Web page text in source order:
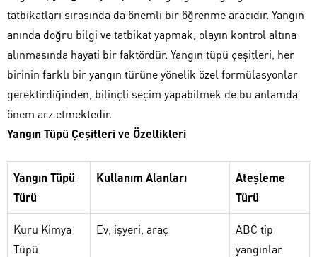
tatbikatları sırasında da önemli bir öğrenme aracıdır. Yangın
anında doğru bilgi ve tatbikat yapmak, olayın kontrol altına
alınmasında hayati bir faktördür. Yangın tüpü çeşitleri, her
birinin farklı bir yangın türüne yönelik özel formülasyonlar
gerektirdiğinden, bilinçli seçim yapabilmek de bu anlamda
önem arz etmektedir.
Yangın Tüpü Çeşitleri ve Özellikleri
Yangın Tüpü
Türü
Kullanım Alanları
Ateşleme
Türü
Kuru Kimya
Tüpü
Ev, işyeri, araç
ABC tip
yangınlar